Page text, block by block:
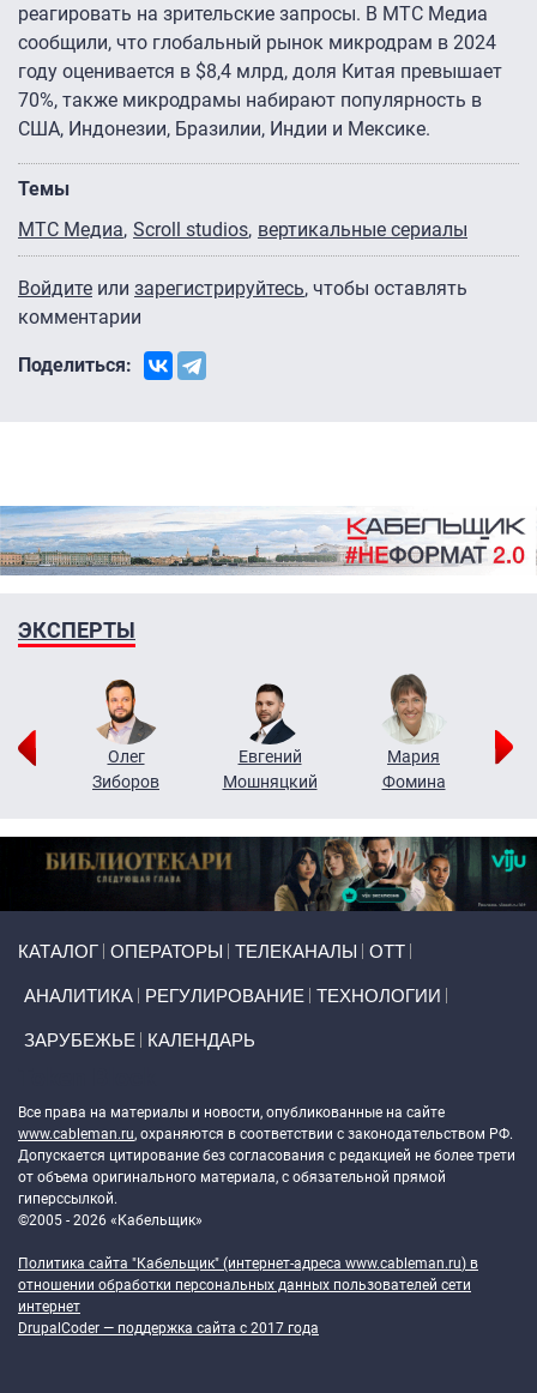
реагировать на зрительские запросы. В МТС Медиа
сообщили, что глобальный рынок микродрам в 2024
году оценивается в $8,4 млрд, доля Китая превышает
70%, также микродрамы набирают популярность в
США, Индонезии, Бразилии, Индии и Мексике.
Темы
МТС Медиа Scroll studios вертикальные сериалы
Войдите или зарегистрируйтесь, чтобы оставлять
комментарии
Поделиться:
ЭКСПЕРТЫ
Олег
Зиборов
Евгений
Мошняцкий
Мария
Фомина
КАТАЛОГ ОПЕРАТОРЫ ТЕЛЕКАНАЛЫ ОТТ
АНАЛИТИКА РЕГУЛИРОВАНИЕ ТЕХНОЛОГИИ
ЗАРУБЕЖЬЕ КАЛЕНДАРЬ
Все права на материалы и новости, опубликованные на сайте
www.cableman.ru, охраняются в соответствии с законодательством РФ.
Допускается цитирование без согласования с редакцией не более трети
от объема оригинального материала, с обязательной прямой
гиперссылкой.
©2005 - 2026 «Кабельщик»
Политика сайта "Кабельщик" (интернет-адреса www.cableman.ru) в
отношении обработки персональных данных пользователей сети
интернет
DrupalCoder — поддержка сайта c 2017 года